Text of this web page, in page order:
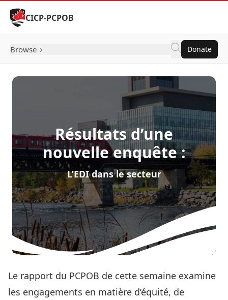
Skip to Content
CICP-PCPOB
Browse Donate
Résultats d’une
nouvelle enquête :
L’EDI dans le secteur
Le rapport du PCPOB de cette semaine examine
les engagements en matière d’équité, de